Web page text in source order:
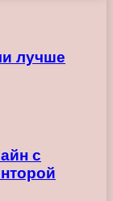
лучше
с